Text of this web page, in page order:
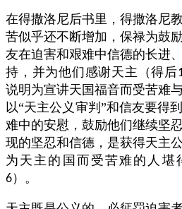
在得撒洛尼后书里，得撒洛尼
苦似乎还不断增加，保禄为鼓
友在迫害和艰难中信德的长进
持，并为他们感谢天主（得后
说明为宣讲天国福音而受苦难
以“天主公义审判”和信友要得
难中的安慰，鼓励他们继续坚
现的坚忍和信德，是获得天主
为天主的国而受苦难的人堪
6）。